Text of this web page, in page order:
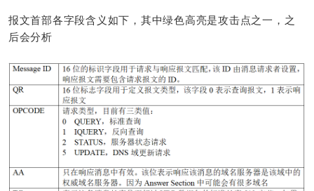
报文首部各字段含义如下，其中绿色高亮是攻击点之一，之
后会分析